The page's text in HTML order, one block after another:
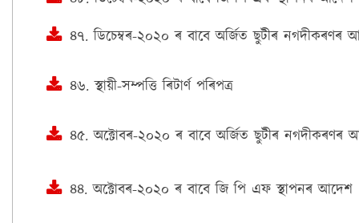
৪৭. ডিচেম্বৰ-২০২০ ৰ বাবে অৰ্জিত ছুটীৰ নগদীকৰণৰ
৪৬. স্থায়ী-সম্পত্তি ৰিটাৰ্ণ পৰিপত্ৰ
৪৫. অক্টোবৰ-২০২০ ৰ বাবে অৰ্জিত ছুটীৰ নগদীকৰণৰ
৪৪. অক্টোবৰ-২০২০ ৰ বাবে জি পি এফ স্থাপনৰ আদেশ